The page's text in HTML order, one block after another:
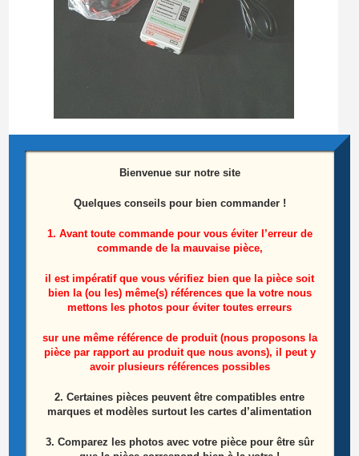
Ajouter au panier
Produits similaires
ÉPUISÉ
Bienvenue sur notre site
Quelques conseils pour bien commander !
1. Avant toute commande pour vous éviter l’erreur de
commande de la mauvaise pièce,
il est impératif que vous vérifiez bien que la pièce soit
bien la (ou les) même(s) références que la votre nous
mettons les photos pour éviter toutes erreurs
sur une même référence de produit (nous proposons la
pièce par rapport au produit que nous avons), il peut y
avoir plusieurs références possibles
2. Certaines pièces peuvent être compatibles entre
marques et modèles surtout les cartes d’alimentation
3. Comparez les photos avec votre pièce pour être sûr